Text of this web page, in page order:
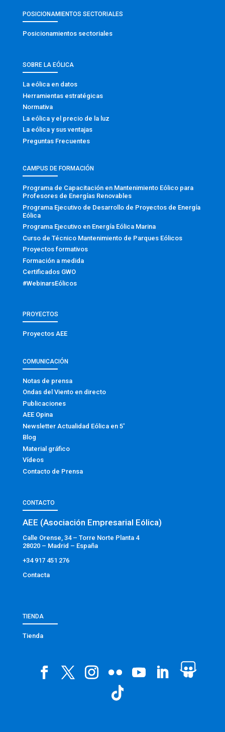
POSICIONAMIENTOS SECTORIALES
Posicionamientos sectoriales
SOBRE LA EÓLICA
La eólica en datos
Herramientas estratégicas
Normativa
La eólica y el precio de la luz
La eólica y sus ventajas
Preguntas Frecuentes
CAMPUS DE FORMACIÓN
Programa de Capacitación en Mantenimiento Eólico para
Profesores de Energías Renovables
Programa Ejecutivo de Desarrollo de Proyectos de Energía
Eólica
Programa Ejecutivo en Energía Eólica Marina
Curso de Técnico Mantenimiento de Parques Eólicos
Proyectos formativos
Formación a medida
Certificados GWO
#WebinarsEólicos
PROYECTOS
Proyectos AEE
COMUNICACIÓN
Notas de prensa
Ondas del Viento en directo
Publicaciones
AEE Opina
Newsletter Actualidad Eólica en 5′
Blog
Material gráfico
Vídeos
Contacto de Prensa
CONTACTO
AEE (Asociación Empresarial Eólica)
Calle Orense, 34 – Torre Norte Planta 4
28020 – Madrid – España
+34 917 451 276
Contacta
TIENDA
Tienda